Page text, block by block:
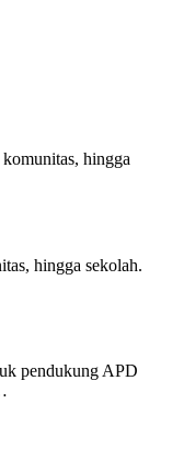
hingga
hingga sekolah.
pendukung APD